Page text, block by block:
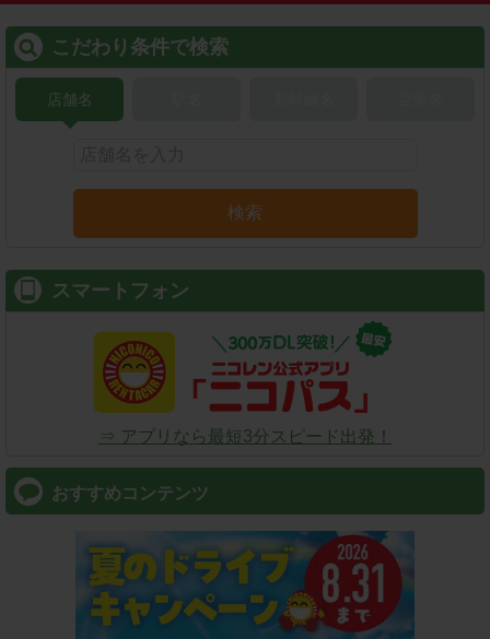
こだわり条件で検索
店舗名
検索
スマートフォン
⇒ アプリなら最短3分スピード出発！
おすすめコンテンツ